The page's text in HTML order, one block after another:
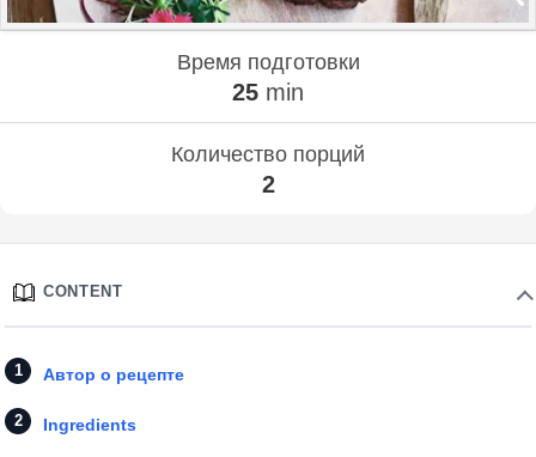
Время подготовки
25 min
Количество порций
2
CONTENT
Автор о рецепте
Ingredients